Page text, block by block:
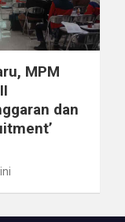
MPM
dan